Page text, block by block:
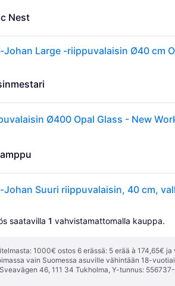
Nest
saatavilla 1 vahvistamattomalla kauppa.
1000€ ostos 6 erässä: 5 erää à 174,65€
vain Suomessa asuville vähintään 18-
46, 111 34 Tukholma, Y-tunnus: